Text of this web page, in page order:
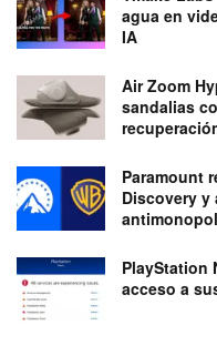
agua en
IA
Air Zoom
sandalias
Paramount
Discovery y
PlayStation
acceso a